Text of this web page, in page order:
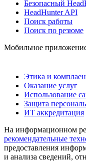
Безопасный
HeadHunter API
Поиск работы
Поиск по резюме
Мобильное
Этика и
Оказание услуг
Использование
Защита
ИТ аккредитация
На информационном
рекомендательные
предоставления
и анализа сведений,